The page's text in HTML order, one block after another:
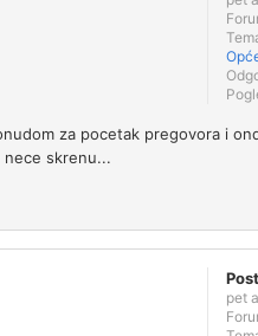
za pocetak pregovora i
nece skrenu...
pet